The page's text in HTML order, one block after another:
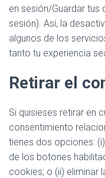
en sesión/Guardar tus
sesión). Así, la
algunos de los
tanto tu experiencia
Retirar el
Si quisieses retirar en
consentimiento
tienes dos opciones:
de los botones
cookies; o (ii) eliminar